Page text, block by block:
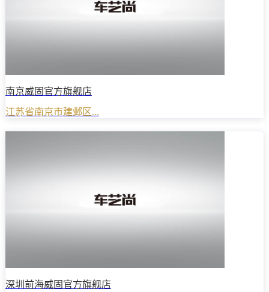
南京威固官方旗舰店
江苏省南京市建邺区...
深圳前海威固官方旗舰店